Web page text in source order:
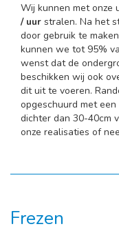
Wij kunnen met
/ uur stralen. Na het
door gebruik te
kunnen we tot 95%
wenst dat de
beschikken wij ook
dit uit te voeren.
opgeschuurd met
dichter dan 30-40cm
onze realisaties of
Frezen